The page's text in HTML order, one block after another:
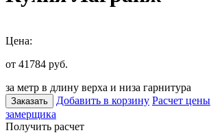
Цена:
от 41784 руб.
за метр в длину верха и низа гарнитура
Заказать Добавить в корзину Расчет цены
замерщика
Получить расчет